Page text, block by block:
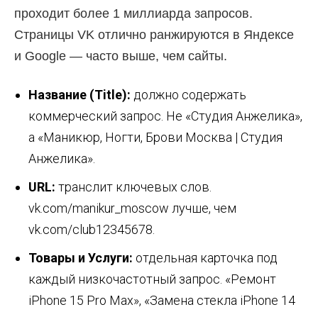
проходит более 1 миллиарда запросов.
Страницы VK отлично ранжируются в Яндексе
и Google — часто выше, чем сайты.
Название (Title): должно содержать
коммерческий запрос. Не «Студия Анжелика»,
а «Маникюр, Ногти, Брови Москва | Студия
Анжелика».
URL: транслит ключевых слов.
vk.com/manikur_moscow лучше, чем
vk.com/club12345678.
Товары и Услуги: отдельная карточка под
каждый низкочастотный запрос. «Ремонт
iPhone 15 Pro Max», «Замена стекла iPhone 14